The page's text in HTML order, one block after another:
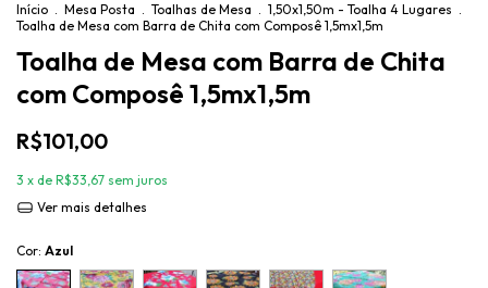
Início . Mesa Posta . Toalhas de Mesa . 1,50x1,50m - Toalha 4 Lugares .
Toalha de Mesa com Barra de Chita com Composê 1,5mx1,5m
Toalha de Mesa com Barra de Chita
com Composê 1,5mx1,5m
R$101,00
3 x de R$33,67 sem juros
Ver mais detalhes
Cor: Azul